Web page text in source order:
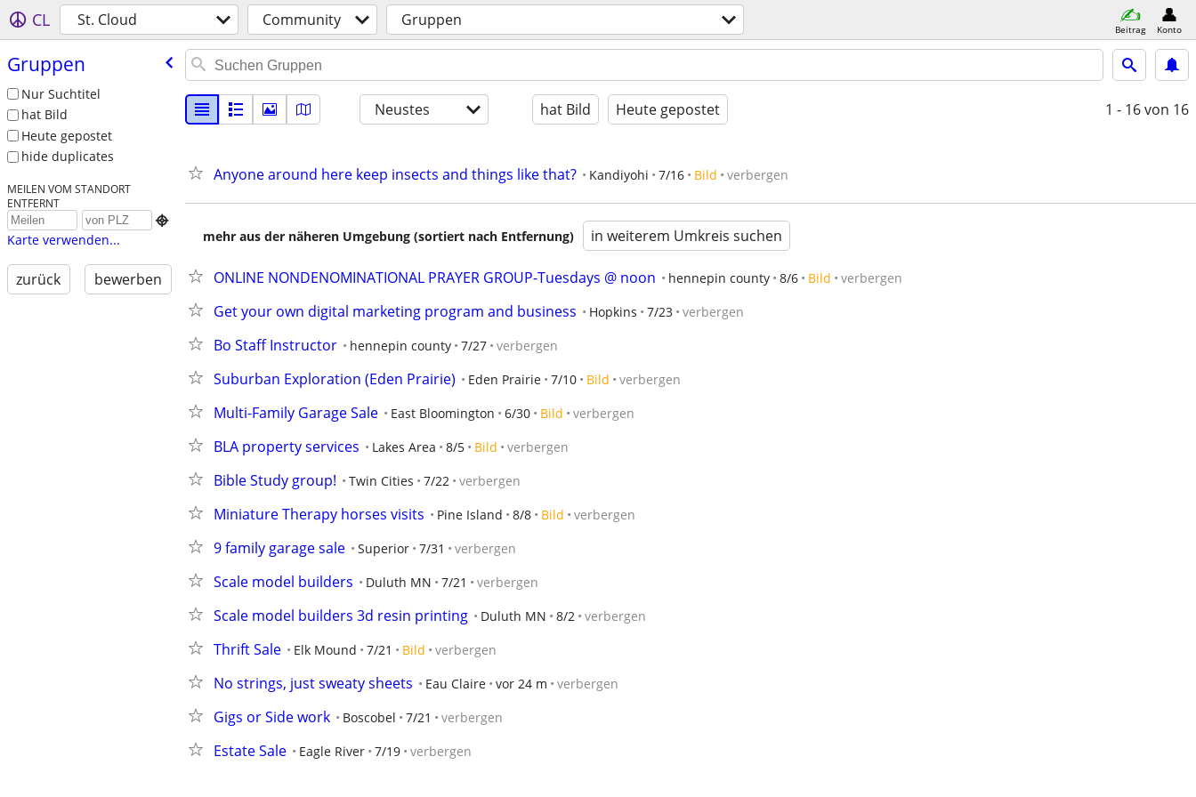
CL St. Cloud Community Gruppen Beitrag Konto
Gruppen
Nur Suchtitel
hat Bild
Heute gepostet
hide duplicates
MEILEN VOM STANDORT
ENTFERNT

Karte verwenden...
zurück bewerben
Neustes hat Bild Heute gepostet 1 - 16von 16
Anyone around here keep insects and things like that? Kandiyohi 7/16 Bild verbergen
mehr aus der näheren Umgebung (sortiert nach Entfernung) in weiterem Umkreis suchen
ONLINE NONDENOMINATIONAL PRAYER GROUP-Tuesdays @ noon hennepin county 8/6 Bild verbergen
Get your own digital marketing program and business Hopkins 7/23 verbergen
Bo Staff Instructor hennepin county 7/27 verbergen
Suburban Exploration (Eden Prairie) Eden Prairie 7/10 Bild verbergen
Multi-Family Garage Sale East Bloomington 6/30 Bild verbergen
BLA property services Lakes Area 8/5 Bild verbergen
Bible Study group! Twin Cities 7/22 verbergen
Miniature Therapy horses visits Pine Island 8/8 Bild verbergen
9 family garage sale Superior 7/31 verbergen
Scale model builders Duluth MN 7/21 verbergen
Scale model builders 3d resin printing Duluth MN 8/2 verbergen
Thrift Sale Elk Mound 7/21 Bild verbergen
No strings, just sweaty sheets Eau Claire vor 24 m verbergen
Gigs or Side work Boscobel 7/21 verbergen
Estate Sale Eagle River 7/19 verbergen